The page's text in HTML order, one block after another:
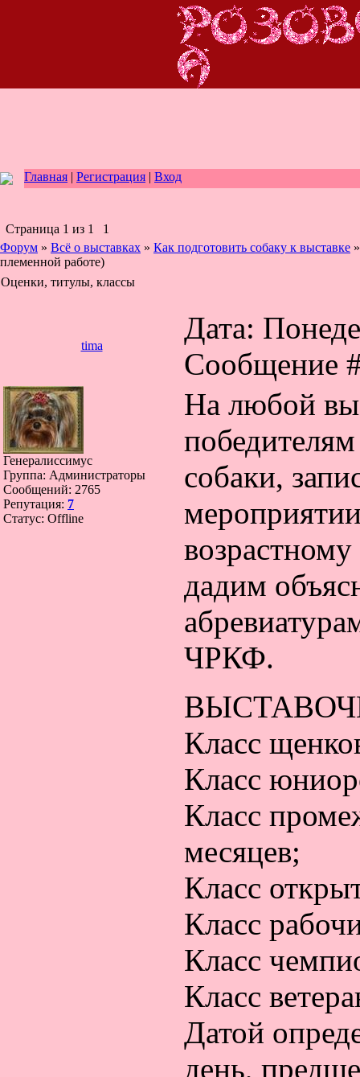
Главная | Регистрация | Вход
Страница 1 из 1
1
Форум » Всё о выставках » Как подготовить собаку к выставке »
племенной работе)
Оценки, титулы, классы
tima
Дата:
Сообщение
Генералиссимус
Группа: Администраторы
Сообщений: 2765
Репутация: 7
Статус: Offline
На любой
собаки,
дадим
ЧРКФ.
Класс
Класс
Класс
месяцев;
Класс
Класс
Класс
Класс
Датой
день,